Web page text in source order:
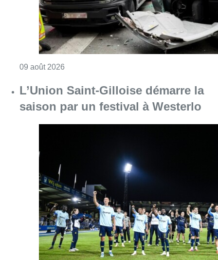
09 août 2026
L’Union Saint-Gilloise démarre la
saison par un festival à Westerlo